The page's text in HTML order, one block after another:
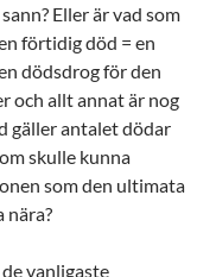
Eller är vad som
förtidig död = en
dödsdrog för den
och allt annat är nog
gäller antalet dödar
skulle kunna
som den ultimata
nära?
vanligaste